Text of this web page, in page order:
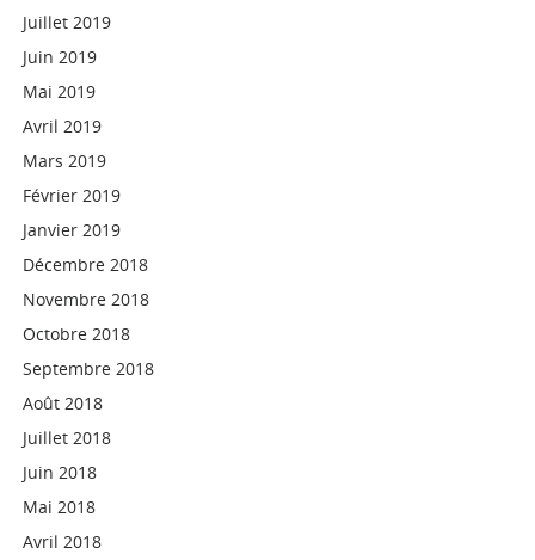
Juillet 2019
Juin 2019
Mai 2019
Avril 2019
Mars 2019
Février 2019
Janvier 2019
Décembre 2018
Novembre 2018
Octobre 2018
Septembre 2018
Août 2018
Juillet 2018
Juin 2018
Mai 2018
Avril 2018